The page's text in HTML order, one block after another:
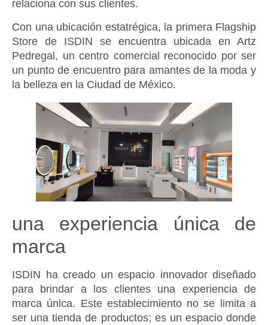
relaciona con sus clientes.
Con una ubicación estatrégica, la primera Flagship
Store de ISDIN se encuentra ubicada en Artz
Pedregal, un centro comercial reconocido por ser
un punto de encuentro para amantes de la moda y
la belleza en la Ciudad de México.
una experiencia única de
marca
ISDIN ha creado un espacio innovador diseñado
para brindar a los clientes una experiencia de
marca única. Este establecimiento no se limita a
ser una tienda de productos; es un espacio donde